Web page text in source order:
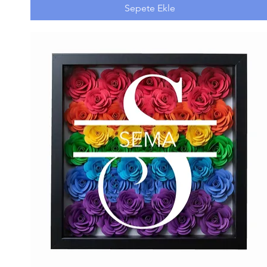
Sepete Ekle